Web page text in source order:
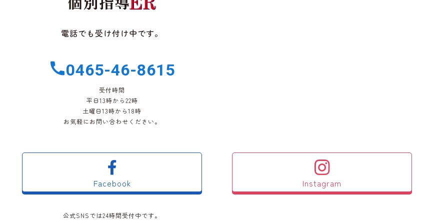
電話でも受け付け中です。
0465-46-8615
受付時間
平日13時から22時
土曜日13時から18時
お気軽にお問い合わせください。
Facebook Instagram
公式SNSでは24時間受付中です。